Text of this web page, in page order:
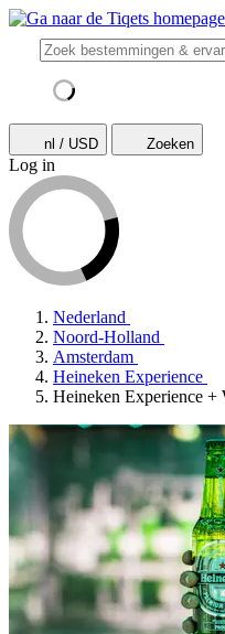
nl / USD Zoeken
Log in
Nederland
Noord-Holland
Amsterdam
Heineken Experience
Heineken Experience